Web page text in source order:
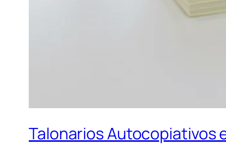
Talonarios Autocopiativos